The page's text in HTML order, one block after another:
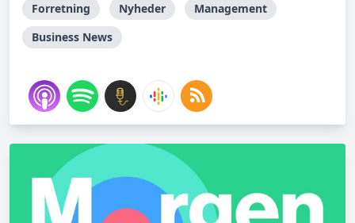
Forretning Nyheder
Management
Business News